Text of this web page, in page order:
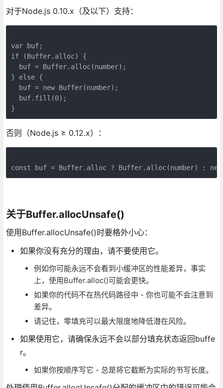
对于Node.js 0.10.x（及以下）支持：
var buf;
if (Buffer.alloc) {
  buf = Buffer.alloc(number);
} else {
  buf = new Buffer(number);
  buf.fill(0);
}
否则（Node.js ≥ 0.12.x）：
const buf = Buffer.alloc ? Buffer.alloc(number) :
关于Buffer.allocUnsafe()
使用Buffer.allocUnsafe()时要格外小心：
如果你没有充分的理由，请不要使用它。
例如你可能永远不会看到小缓冲区的性能差异，事实
上，使用Buffer.alloc()可能会更快。
如果你的代码不在热代码路径中 - 你也可能不会注意到
差异。
请记住，零填充可以最大限度地降低潜在风险。
如果使用它，请确保永远不会以部分填充状态返回buffe
r。
如果你按顺序写它 - 总是将它截断为实际的书写长度。